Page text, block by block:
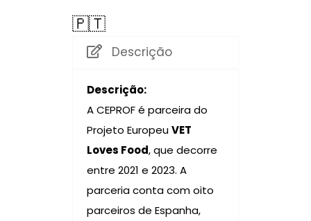
🇵🇹
Descrição
Descrição:
A CEPROF é parceira do
Projeto EuropeuVET
Loves Food, que decorre
entre 2021 e 2023. A
parceria conta com oito
parceiros de Espanha,